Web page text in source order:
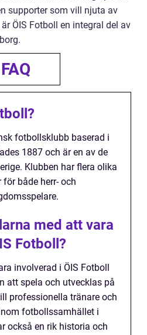
supporter som vill njuta av
ÖIS Fotboll en integral del av
FAQ
fotbollsklubb baserad i
1887 och är en av de
Klubben har flera olika
både herr- och
med att vara
Fotboll?
involverad i ÖIS Fotboll
att spela och utvecklas på
professionella tränare och
fotbollssamhället i
också en rik historia och